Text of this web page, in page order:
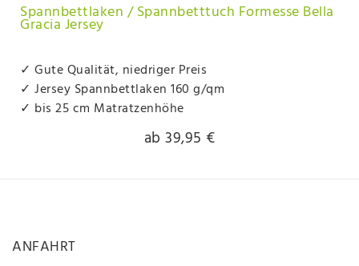
Spannbettlaken / Spannbetttuch Formesse Bella
Gracia Jersey
✓ Gute Qualität, niedriger Preis
✓ Jersey Spannbettlaken 160 g/qm
✓ bis 25 cm Matratzenhöhe
ab 39,95 €
ANFAHRT